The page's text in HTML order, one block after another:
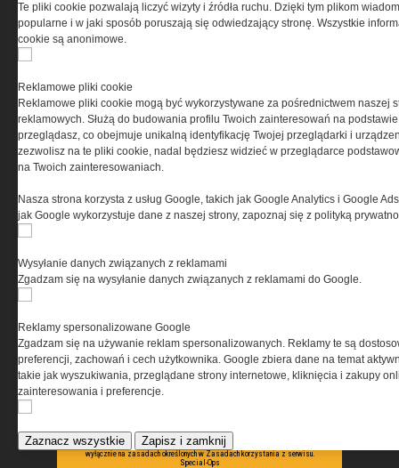
Ta witryna wykorzystuje pliki cookies do przechowywania
informacji na Twoim komputerze. Pliki cookies stosujemy
w celu świadczenia usług na najwyższym poziomie,
w tym w sposób dostosowany do indywidualnych potrzeb.
cookies oznacza, że będą one zamieszczane w Twoim
urządzeniu końcowym. W każdym momencie możesz
serwisu prosimy o zapoznanie się z naszą
prywatnościoraz informacją o cookies .
Producenta bazy danych zastrzeżone. Jakiekolwiek dalsze rozpowszechnianie
artykułów zabronione. Korzystanie z serwisu i zamieszczonych w nim utworów i danych
wyłącznie na zasadach określonych w Zasadach korzystania z serwisu.
Special-Ops
Te pliki cookie pozwalają liczyć wizyty i źródła ruchu. Dzięki tym plikom
popularne i w jaki sposób poruszają się odwiedzający stronę. Wszystkie
cookie są anonimowe.
Reklamowe pliki cookie
Reklamowe pliki cookie mogą być wykorzystywane za pośrednictwem naszej
reklamowych. Służą do budowania profilu Twoich zainteresowań na
przeglądasz, co obejmuje unikalną identyfikację Twojej przeglądarki i
zezwolisz na te pliki cookie, nadal będziesz widzieć w przeglądarce
na Twoich zainteresowaniach.
Nasza strona korzysta z usług Google, takich jak Google Analytics i Google
jak Google wykorzystuje dane z naszej strony, zapoznaj się z polityką
Wysyłanie danych związanych z reklamami
Zgadzam się na wysyłanie danych związanych z reklamami do Google.
Reklamy spersonalizowane Google
Zgadzam się na używanie reklam spersonalizowanych. Reklamy te są
preferencji, zachowań i cech użytkownika. Google zbiera dane na temat
takie jak wyszukiwania, przeglądane strony internetowe, kliknięcia i zakupy
zainteresowania i preferencje.
Zaznacz wszystkie Zapisz i zamknij